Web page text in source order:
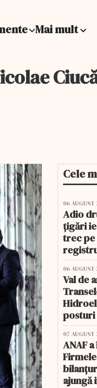
Mai mult
Cele
06 AUGUST
Adio
țigări
trec
06 AUGUST
Val de
07 AUGUST
ANAF
ajungă